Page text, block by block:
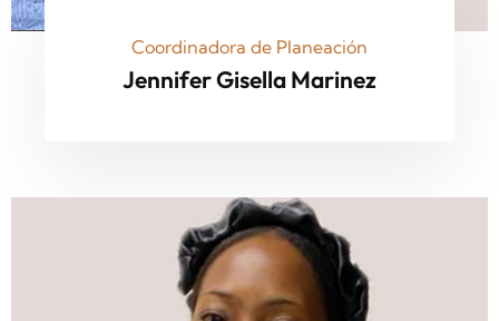
Coordinadora de Planeación
Jennifer Gisella Marinez